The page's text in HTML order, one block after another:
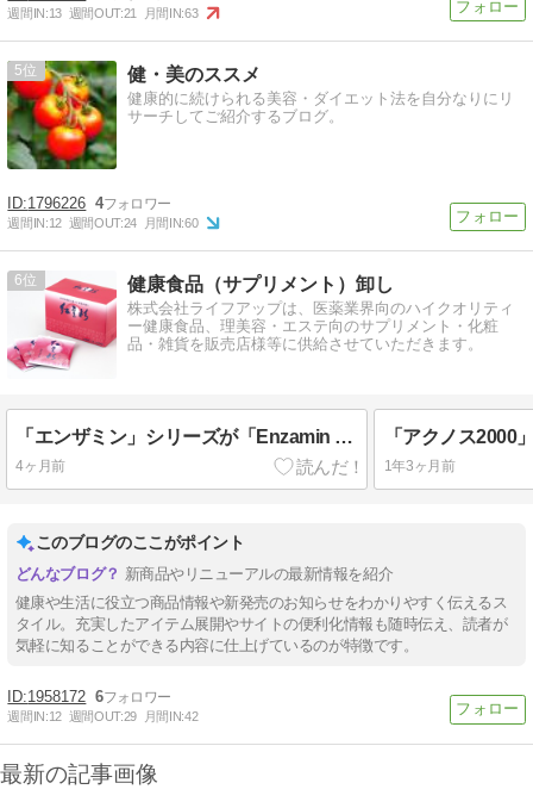
週間IN:13 週間OUT:21 月間IN:63
5 健・美のススメ
健康的に続けられる美容・ダイエット法を自分なりにリ
サーチしてご紹介するブログ。
1796226 4
週間IN:12 週間OUT:24 月間IN:60
6 健康食品（サプリメント）卸し
株式会社ライフアップは、医薬業界向のハイクオリティ
ー健康食品、理美容・エステ向のサプリメント・化粧
品・雑貨を販売店様等に供給させていただきます。
「エンザミン」シリーズが「Enzamin Qシリーズ」としてリニューアルしました。
4ヶ月前
「アクノス2000
1年3ヶ月前
このブログのここがポイント
新商品やリニューアルの最新情報を紹介
健康や生活に役立つ商品情報や新発売のお知らせをわかりやすく伝えるス
タイル。充実したアイテム展開やサイトの便利化情報も随時伝え、読者が
気軽に知ることができる内容に仕上げているのが特徴です。
1958172 6
週間IN:12 週間OUT:29 月間IN:42
最新の記事画像